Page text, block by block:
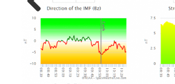
Previ
ous